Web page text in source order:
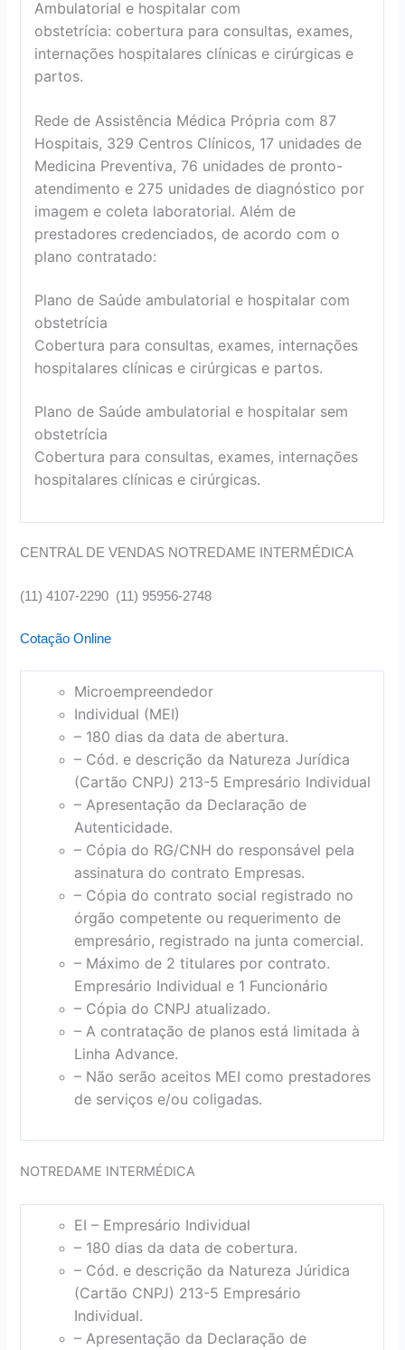
Ambulatorial e hospitalar com
obstetrícia: cobertura para consultas, exames,
internações hospitalares clínicas e cirúrgicas e
partos.
Rede de Assistência Médica Própria com 87
Hospitais, 329 Centros Clínicos, 17 unidades de
Medicina Preventiva, 76 unidades de pronto-
atendimento e 275 unidades de diagnóstico por
imagem e coleta laboratorial. Além de
prestadores credenciados, de acordo com o
plano contratado:
Plano de Saúde ambulatorial e hospitalar com
obstetrícia
Cobertura para consultas, exames, internações
hospitalares clínicas e cirúrgicas e partos.
Plano de Saúde ambulatorial e hospitalar sem
obstetrícia
Cobertura para consultas, exames, internações
hospitalares clínicas e cirúrgicas.
CENTRAL DE VENDAS NOTREDAME INTERMÉDICA
(11) 4107-2290 (11) 95956-2748
Cotação Online
Microempreendedor
Individual (MEI)
– 180 dias da data de abertura.
– Cód. e descrição da Natureza Jurídica
(Cartão CNPJ) 213-5 Empresário Individual
– Apresentação da Declaração de
Autenticidade.
– Cópia do RG/CNH do responsável pela
assinatura do contrato Empresas.
– Cópia do contrato social registrado no
órgão competente ou requerimento de
empresário, registrado na junta comercial.
– Máximo de 2 titulares por contrato.
Empresário Individual e 1 Funcionário
– Cópia do CNPJ atualizado.
– A contratação de planos está limitada à
Linha Advance.
– Não serão aceitos MEI como prestadores
de serviços e/ou coligadas.
NOTREDAME INTERMÉDICA
EI – Empresário Individual
– 180 dias da data de cobertura.
– Cód. e descrição da Natureza Júridica
(Cartão CNPJ) 213-5 Empresário
Individual.
– Apresentação da Declaração de